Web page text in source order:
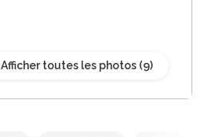
Afficher toutes les photos